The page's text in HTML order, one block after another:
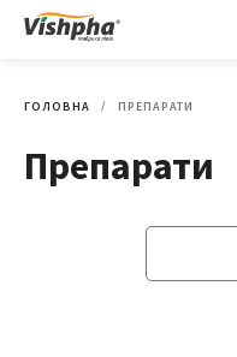
ГОЛОВНА ПРЕПАРАТИ
Препарати